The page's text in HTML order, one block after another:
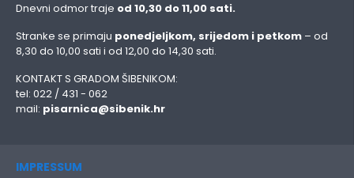
Dnevni odmor traje od 10,30 do 11,00 sati.
Stranke se primaju ponedjeljkom, srijedom i petkom – od
8,30 do 10,00 sati i od 12,00 do 14,30 sati.
KONTAKT S GRADOM ŠIBENIKOM:
tel: 022 / 431 - 062
mail: pisarnica@sibenik.hr
IMPRESSUM